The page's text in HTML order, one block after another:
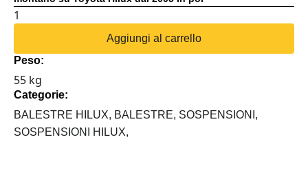
COPPIA
PER
TOYOTA
HILUX
+2"
quantità
Aggiungi al carrello
Peso:
55 kg
Categorie:
BALESTRE HILUX, BALESTRE, SOSPENSIONI,
SOSPENSIONI HILUX,